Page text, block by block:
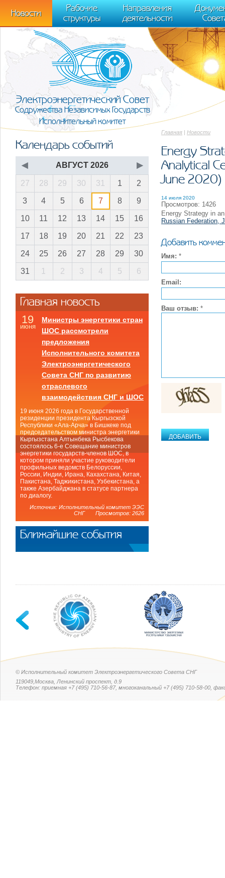
m[i].l=1*new Date(); for (var j = 0; j < document.scripts.length; j++) {if
[0],k.async=1,k.src=r,a.parentNode.insertBefore(k,a)}) (window,
trackLinks:true, accurateTrackBounce:true });
Новости
Рабочие
структуры
Направления
деятельности
Электроэнергетический Совет
Содружества Независимых Государств
Исполнительный комитет
Главная | Новости
Energy
Analytical
June 2020)
14 июля 2020
Просмотров: 1426
Energy Strategy in
Russian Federation,
Добавить
Имя: *
Email:
Ваш отзыв: *
Календарь событий
◀ АВГУСТ 2026 ▶
27 28 29 30 31 1 2
3 4 5 6 7 8 9
10 11 12 13 14 15 16
17 18 19 20 21 22 23
24 25 26 27 28 29 30
31 1 2 3 4 5 6
Главная новость
19
июня
Министры энергетики стран
ШОС рассмотрели
предложения
Исполнительного комитета
Электроэнергетического
Совета СНГ по развитию
отраслевого
взаимодействия СНГ и ШОС
19 июня 2026 года в Государственной
резиденции президента Кыргызской
Республики «Ала-Арча» в Бишкеке под
председательством министра энергетики
Кыргызстана Алтынбека Рысбекова
состоялось 6-е Совещание министров
энергетики государств-членов ШОС, в
котором приняли участие руководители
профильных ведомств Белоруссии,
России, Индии, Ирана, Кахахстана, Китая,
Пакистана, Таджикистана, Узбекистана, а
также Азербайджана в статусе партнера
по диалогу.
Источник: Исполнительный комитет ЭЭС
СНГ Просмотров: 2626
Ближайшие события
© Исполнительный комитет Электроэнергетического Совета СНГ
119049,Москва, Ленинский проспект, д.9
Телефон: приемная +7 (495) 710-56-87, многоканальный +7 (495) 710-58-00,